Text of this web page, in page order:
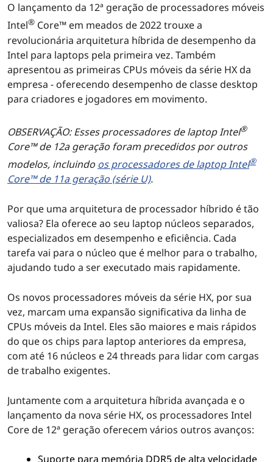
O lançamento da 12ª geração de processadores móveis
Intel® Core™ em meados de 2022 trouxe a
revolucionária arquitetura híbrida de desempenho da
Intel para laptops pela primeira vez. Também
apresentou as primeiras CPUs móveis da série HX da
empresa - oferecendo desempenho de classe desktop
para criadores e jogadores em movimento.
OBSERVAÇÃO: Esses processadores de laptop Intel®
Core™ de 12a geração foram precedidos por outros
modelos, incluindo os processadores de laptop Intel®
Core™ de 11a geração (série U).
Por que uma arquitetura de processador híbrido é tão
valiosa? Ela oferece ao seu laptop núcleos separados,
especializados em desempenho e eficiência. Cada
tarefa vai para o núcleo que é melhor para o trabalho,
ajudando tudo a ser executado mais rapidamente.
Os novos processadores móveis da série HX, por sua
vez, marcam uma expansão significativa da linha de
CPUs móveis da Intel. Eles são maiores e mais rápidos
do que os chips para laptop anteriores da empresa,
com até 16 núcleos e 24 threads para lidar com cargas
de trabalho exigentes.
Juntamente com a arquitetura híbrida avançada e o
lançamento da nova série HX, os processadores Intel
Core de 12ª geração oferecem vários outros avanços:
Suporte para memória DDR5 de alta velocidade